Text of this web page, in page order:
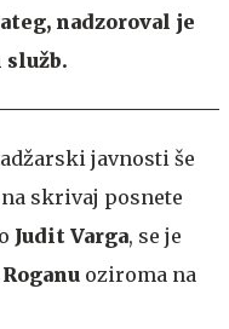
nadzoroval je
javnosti še
skrivaj posnete
Judit Varga, se je
oziroma na